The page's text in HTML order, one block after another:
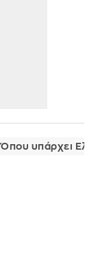
Όπου υπάρχει